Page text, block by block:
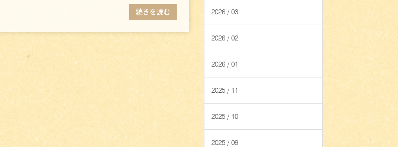
続きを読む 2026 / 03
2026 / 02
2026 / 01
2025 / 11
2025 / 10
2025 / 09